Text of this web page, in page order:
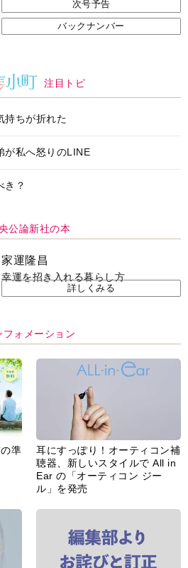
次号予告
バックナンバー
注目トピ
持ちが折れた
が私へ怒りのLINE
き？
公論新社の本
家運隆昌
幸運を招き入れる暮らし方
詳しくみる
フォメーション
準
耳にすっぽり！オーティコン補
聴器、新しいスタイルで All in
Ear の「オーティコン ジー
ル」を発売